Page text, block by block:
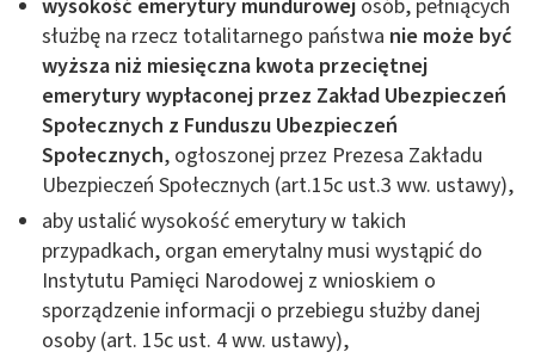
wysokość emerytury mundurowej osób, pełniących
służbę na rzecz totalitarnego państwa nie może być
wyższa niż miesięczna kwota przeciętnej
emerytury wypłaconej przez Zakład Ubezpieczeń
Społecznych z Funduszu Ubezpieczeń
Społecznych, ogłoszonej przez Prezesa Zakładu
Ubezpieczeń Społecznych (art.15c ust.3 ww. ustawy),
aby ustalić wysokość emerytury w takich
przypadkach, organ emerytalny musi wystąpić do
Instytutu Pamięci Narodowej z wnioskiem o
sporządzenie informacji o przebiegu służby danej
osoby (art. 15c ust. 4 ww. ustawy),